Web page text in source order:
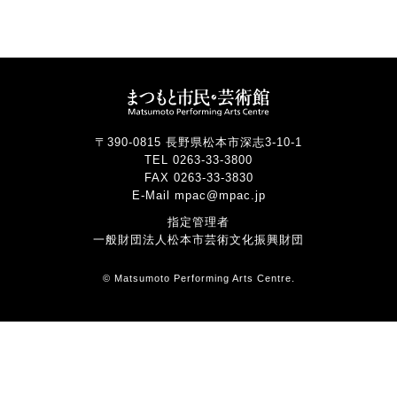
〒390-0815 長野県松本市深志3-10-1
TEL 0263-33-3800
FAX 0263-33-3830
E-Mail mpac@mpac.jp
指定管理者
一般財団法人松本市芸術文化振興財団
© Matsumoto Performing Arts Centre.